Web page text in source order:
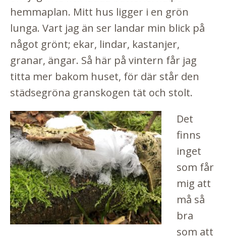
hemmaplan. Mitt hus ligger i en grön
lunga. Vart jag än ser landar min blick på
något grönt; ekar, lindar, kastanjer,
granar, ängar. Så här på vintern får jag
titta mer bakom huset, för där står den
städsegröna granskogen tät och stolt.
Det
finns
inget
som får
mig att
må så
bra
som att